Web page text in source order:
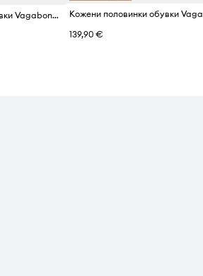
Кожени половинки обувки Vagabond Shoemakers HEIDI
139,90 €